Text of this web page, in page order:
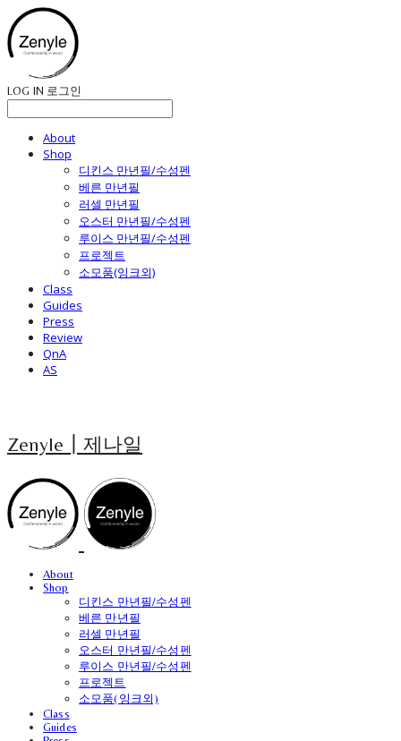
LOG IN 로그인
About
Shop
디킨스 만년필/수성펜
베른 만년필
러셀 만년필
오스터 만년필/수성펜
루이스 만년필/수성펜
프로젝트
소모품(잉크외)
Class
Guides
Press
Review
QnA
AS
Zenyle┃제나일
About
Shop
디킨스 만년필/수성펜
베른 만년필
러셀 만년필
오스터 만년필/수성펜
루이스 만년필/수성펜
프로젝트
소모품(잉크외)
Class
Guides